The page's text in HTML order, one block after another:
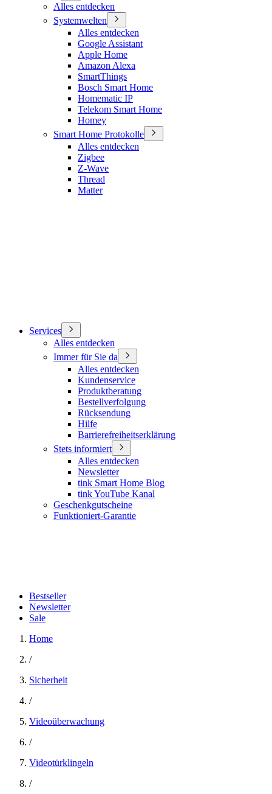
Alles entdecken
Systemwelten
Alles entdecken
Google Assistant
Apple Home
Amazon Alexa
SmartThings
Bosch Smart Home
Homematic IP
Telekom Smart Home
Homey
Smart Home Protokolle
Alles entdecken
Zigbee
Z-Wave
Thread
Matter
Services
Alles entdecken
Immer für Sie da
Alles entdecken
Kundenservice
Produktberatung
Bestellverfolgung
Rücksendung
Hilfe
Barrierefreiheitserklärung
Stets informiert
Alles entdecken
Newsletter
tink Smart Home Blog
tink YouTube Kanal
Geschenkgutscheine
Funktioniert-Garantie
Bestseller
Newsletter
Sale
Home
/
Sicherheit
/
Videoüberwachung
/
Videotürklingeln
/